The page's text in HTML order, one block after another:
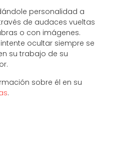
personalidad a
de audaces vueltas
o con imágenes.
ocultar siempre se
su trabajo de su
sobre él en su
.